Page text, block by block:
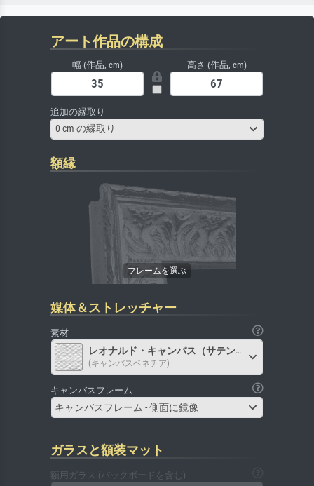
アート作品の構成
幅 (作品, cm) 高さ (作品, cm)
追加の縁取り
0 cm の縁取り
額縁
媒体＆ストレッチャー
素材
レオナルド・キャンバス（サテン）
(キャンバスベネチア)
キャンバスフレーム
キャンバスフレーム - 側面に鏡像
ガラスと額装マット
額用ガラス (バックボードを含む)